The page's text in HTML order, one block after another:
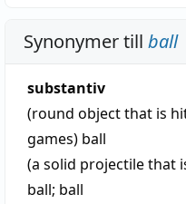
Synonymer till ball
substantiv
(round object that is
games) ball
(a solid projectile that
ball; ball